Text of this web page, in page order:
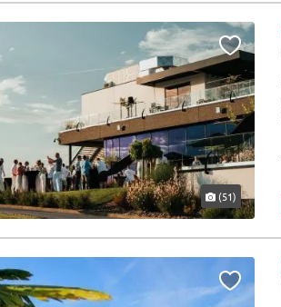
(51)